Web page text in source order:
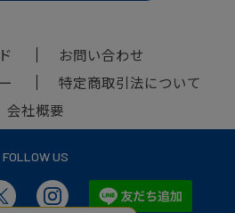
お問い合わせ
特定商取引法について
会社概要
FOLLOW US